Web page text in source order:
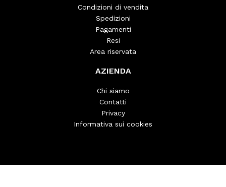
Condizioni di vendita
Spedizioni
Pagamenti
Resi
Area riservata
AZIENDA
Chi siamo
Contatti
Privacy
Informativa sui cookies